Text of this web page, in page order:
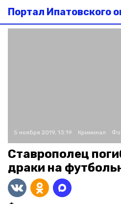
Портал Ипатовского
5 ноября 2019, 13:19 Криминал
Ставрополец
драки на